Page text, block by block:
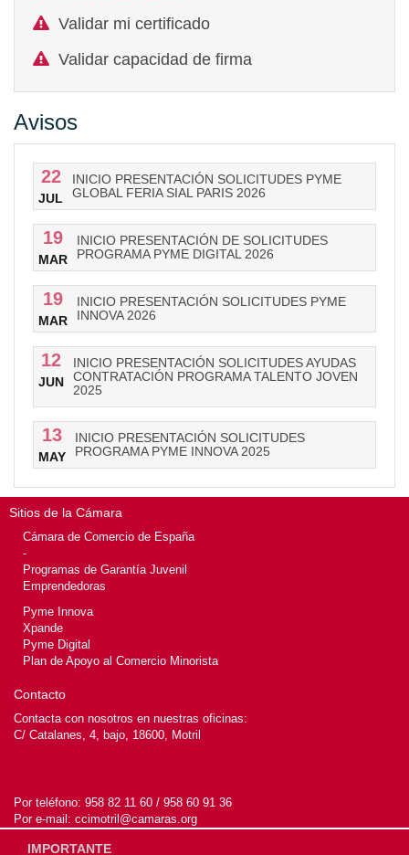
Validar mi certificado
Validar capacidad de firma
Avisos
22
JUL
INICIO PRESENTACIÓN SOLICITUDES PYME
GLOBAL FERIA SIAL PARIS 2026
19
MAR
INICIO PRESENTACIÓN DE SOLICITUDES
PROGRAMA PYME DIGITAL 2026
19
MAR
INICIO PRESENTACIÓN SOLICITUDES PYME
INNOVA 2026
12
JUN
INICIO PRESENTACIÓN SOLICITUDES AYUDAS
CONTRATACIÓN PROGRAMA TALENTO JOVEN
2025
13
MAY
INICIO PRESENTACIÓN SOLICITUDES
PROGRAMA PYME INNOVA 2025
Sitios de la Cámara
Cámara de Comercio de España
-
Programas de Garantía Juvenil
Emprendedoras
Pyme Innova
Xpande
Pyme Digital
Plan de Apoyo al Comercio Minorista
Contacto
Contacta con nosotros en nuestras oficinas:
C/ Catalanes, 4, bajo, 18600, Motril
Por teléfono: 958 82 11 60 / 958 60 91 36
Por e-mail: ccimotril@camaras.org
IMPORTANTE